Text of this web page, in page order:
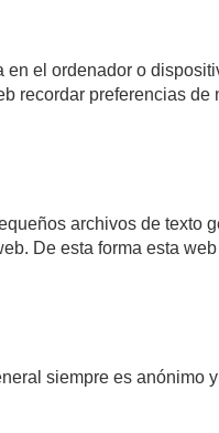
el ordenador o
recordar preferencias
archivos de
De esta forma esta
siempre es